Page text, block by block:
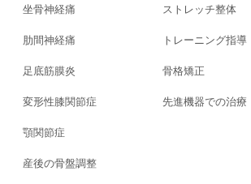
坐骨神経痛
肋間神経痛
足底筋膜炎
変形性膝関節症
顎関節症
産後の骨盤調整
ストレッチ整体
トレーニング指導
骨格矯正
先進機器での治療